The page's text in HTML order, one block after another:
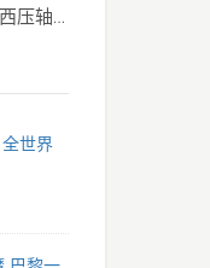
欧冠赛程：利物浦巴黎揭幕 巴萨拜仁切尔西压轴
(2020-06-01)
世界